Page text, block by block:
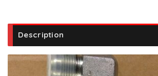
Description